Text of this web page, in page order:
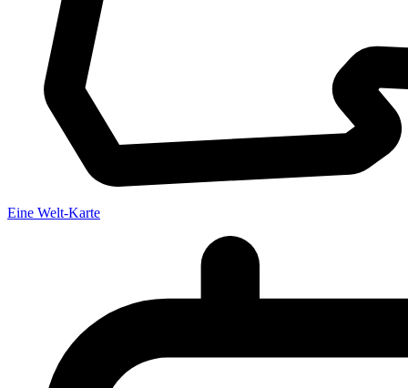
Eine Welt-Karte